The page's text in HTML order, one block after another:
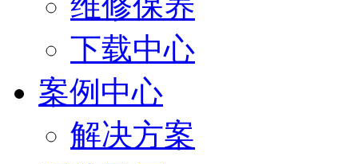
下载中心
案例中心
解决方案